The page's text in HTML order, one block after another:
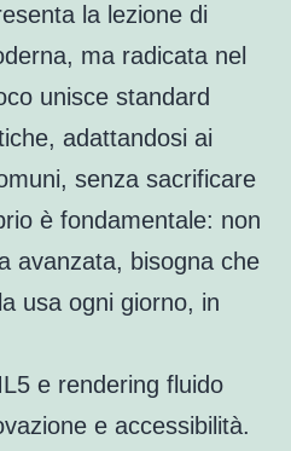
la lezione di
ma radicata nel
unisce standard
adattandosi ai
senza sacrificare
è fondamentale: non
avanzata, bisogna che
usa ogni giorno, in
e rendering fluido
e accessibilità.